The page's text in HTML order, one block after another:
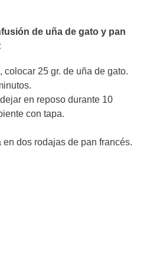
de uña de gato y pan
colocar 25 gr. de uña de gato.
en reposo durante 10
con tapa.
en dos rodajas de pan francés.